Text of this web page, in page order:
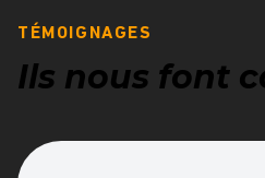
TÉMOIGNAGES
Ils nous font